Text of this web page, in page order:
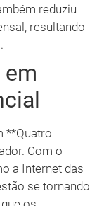
reduziu
resultando
**Quatro
Com o
a Internet das
se tornando